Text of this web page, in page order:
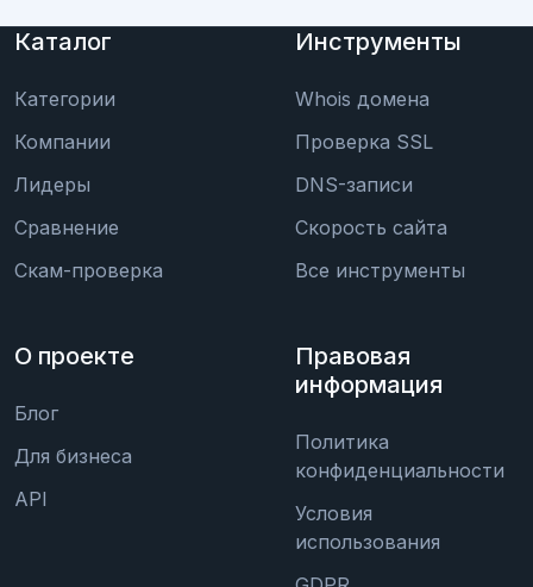
Каталог
Категории
Компании
Лидеры
Сравнение
Скам-проверка
Инструменты
Whois домена
Проверка SSL
DNS-записи
Скорость сайта
Все инструменты
О проекте
Блог
Для бизнеса
API
Правовая
информация
Политика
конфиденциальности
Условия
использования